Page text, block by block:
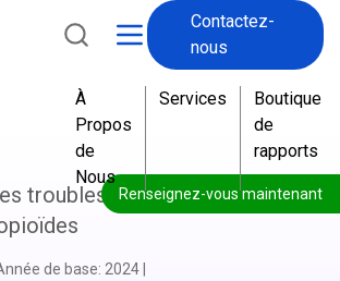
Contactez-
nous
À
Propos
de
Nous
Services
Boutique
de
rapports
Renseignez-vous maintenant
troubles liés à
de base: 2024